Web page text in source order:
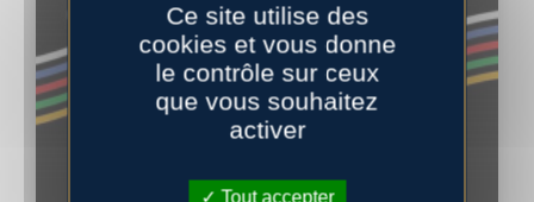
Ce site utilise des
cookies et vous donne
le contrôle sur ceux
que vous souhaitez
activer
Tout accepter